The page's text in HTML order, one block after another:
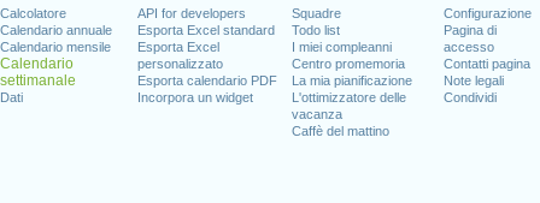
Calcolatore
Calendario annuale
Calendario mensile
Calendario
settimanale
Dati
API for developers
Esporta Excel standard
Esporta Excel
personalizzato
Esporta calendario PDF
Incorpora un widget
Squadre
Todo list
I miei compleanni
Centro promemoria
La mia pianificazione
L'ottimizzatore delle
vacanza
Caffè del mattino
Configurazione
Pagina di
accesso
Contatti pagina
Note legali
Condividi